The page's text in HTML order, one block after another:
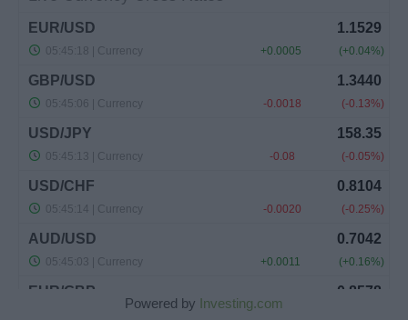
Powered by Investing.com